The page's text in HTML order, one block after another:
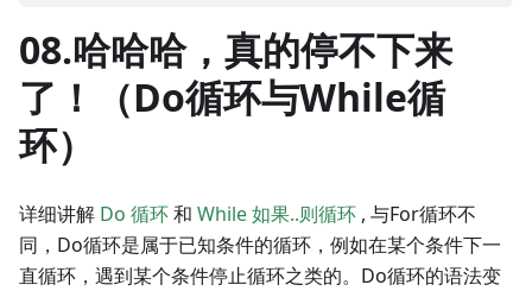
08.哈哈哈，真的停不下来
了！（Do循环与While循
环）
详细讲解 Do 循环和 While 如果..则循环 , 与For循环不
同，Do循环是属于已知条件的循环，例如在某个条件下一
直循环，遇到某个条件停止循环之类的。Do循环的语法变